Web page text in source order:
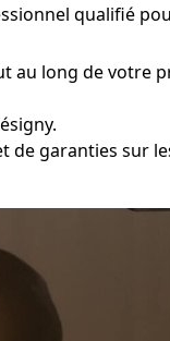
qualifié
au long de votre
de garanties sur